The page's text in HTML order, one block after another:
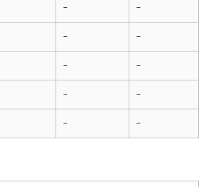
- -
- -
- -
- -
- -